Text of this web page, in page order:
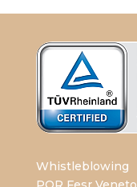
Whistleblowing